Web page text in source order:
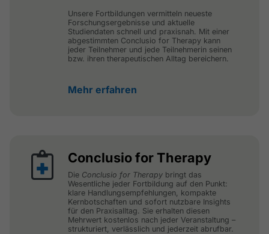
Unsere Fortbildungen vermitteln neueste
Forschungsergebnisse und aktuelle
Studiendaten schnell und praxisnah. Mit einer
abgestimmten Conclusio for Therapy kann
jeder Teilnehmer und jede Teilnehmerin seinen
bzw. ihren therapeutischen Alltag bereichern.
Mehr erfahren
Conclusio for Therapy
Die Conclusio for Therapy bringt das
Wesentliche jeder Fortbildung auf den Punkt:
klare Handlungsempfehlungen, kompakte
Kernbotschaften und sofort nutzbare Insights
für den Praxisalltag. Sie erhalten diesen
Mehrwert kostenlos nach jeder Veranstaltung –
strukturiert, verlässlich und jederzeit abrufbar.